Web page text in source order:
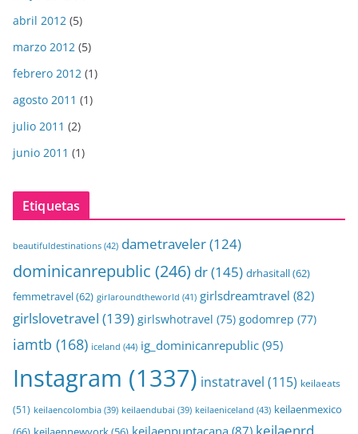
abril 2012 (5)
marzo 2012 (5)
febrero 2012 (1)
agosto 2011 (1)
julio 2011 (2)
junio 2011 (1)
Etiquetas
beautifuldestinations (42) dametraveler(124)
dominicanrepublic (246) dr(145) drhasitall(62)
femmetravel(62) girlaroundtheworld (41) girlsdreamtravel (82)
girlslovetravel (139) girlswhotravel (75) godomrep (77)
iamtb (168) iceland (44) ig_dominicanrepublic (95)
Instagram (1337) instatravel (115) keilaeats
(51) keilaencolombia (39) keilaendubai (39) keilaeniceland (43) keilaenmexico